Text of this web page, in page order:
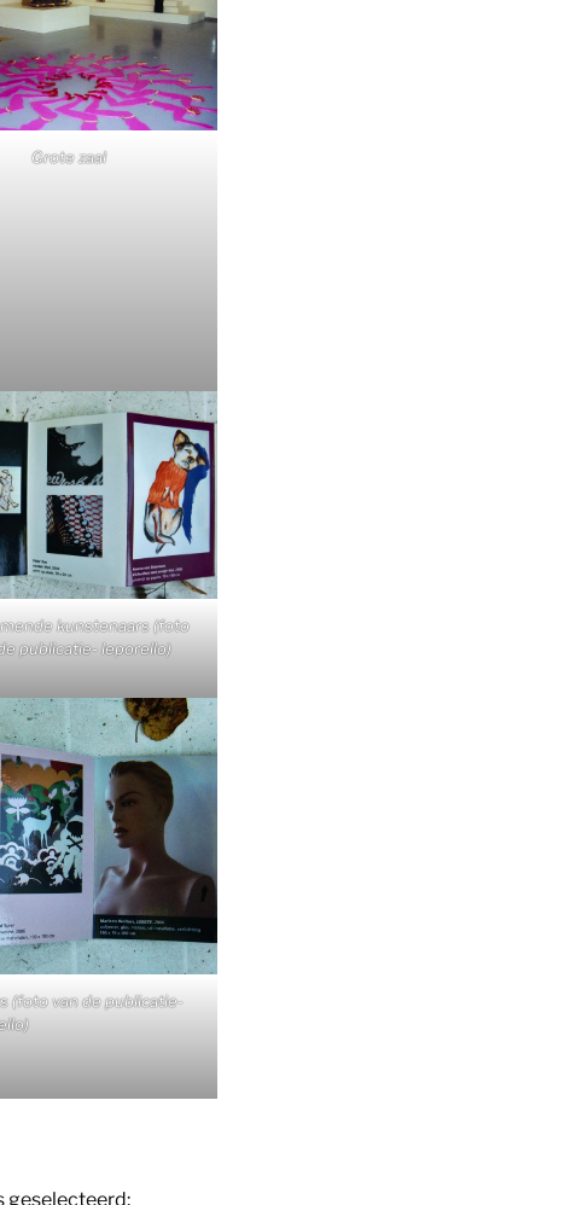
Grote zaal
kunstenaars (foto
publicatie- leporello)
(foto van de publicatie-
geselecteerd: